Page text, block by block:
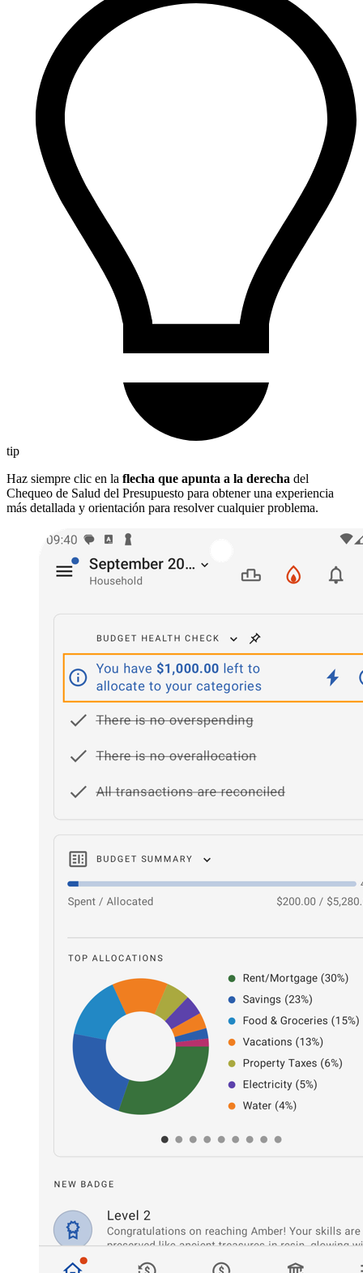
tip
Haz siempre clic en la flecha que apunta a la derecha del
Chequeo de Salud del Presupuesto para obtener una experiencia
más detallada y orientación para resolver cualquier problema.